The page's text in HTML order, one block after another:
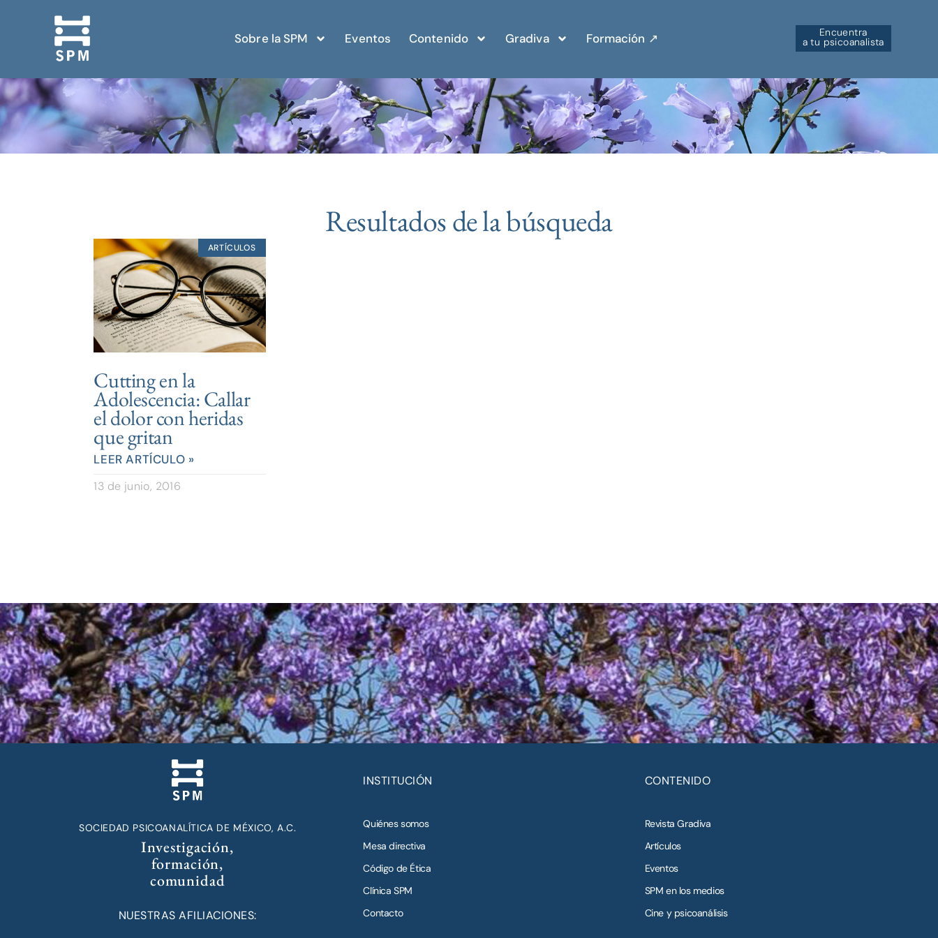
Sobre la SPM Eventos Contenido Gradiva Formación ↗︎ Encuentra
a tu psicoanalista
Resultados de la búsqueda
ARTÍCULOS
Cutting en la
Adolescencia: Callar
el dolor con heridas
que gritan
LEER ARTÍCULO »
13 de junio, 2016
SOCIEDAD PSICOANALÍTICA DE MÉXICO, A.C.
Investigación,
formación,
comunidad
NUESTRAS AFILIACIONES:
INSTITUCIÓN
Quiénes somos
Mesa directiva
Código de Ética
Clínica SPM
Contacto
CONTENIDO
Revista Gradiva
Artículos
Eventos
SPM en los medios
Cine y psicoanálisis